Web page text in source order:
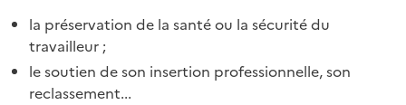
la préservation de la santé ou la sécurité du
travailleur ;
le soutien de son insertion professionnelle, son
reclassement...